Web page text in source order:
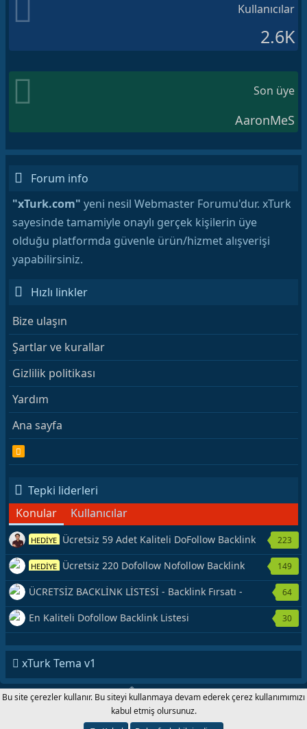
Kullanıcılar
2.6K
Son üye
AaronMeS
Forum info
"xTurk.com" yeni nesil Webmaster Forumu'dur. xTurk
sayesinde tamamiyle onaylı gerçek kişilerin üye
olduğu platformda güvenle ürün/hizmet alışverişi
yapabilirsiniz.
Hızlı linkler
Bize ulaşın
Şartlar ve kurallar
Gizlilik politikası
Yardım
Ana sayfa
R
S
Tepki liderleri
Konular
Kullanıcılar
HEDİYE Ücretsiz 59 Adet Kaliteli DoFollow Backlink
Kaynağı Veriyorum.
223
HEDİYE Ücretsiz 220 Dofollow Nofollow Backlink
Veriyorum
149
ÜCRETSİZ BACKLİNK LİSTESİ - Backlink Fırsatı -
Hemen Yetiş!
64
En Kaliteli Dofollow Backlink Listesi 30
xTurk Tema v1
Forum software by XenForo® © 2010-2020 XenForo Ltd.|Add-Onsby
xenMade.com xTurk.com 2001-2020 © Copyright All Rights Reserved.
Toplam sorgu 13 Toplam zaman
bellek 3.85MB
Bu site çerezler kullanır. Bu siteyi kullanmaya devam ederek çerez kullanımımızı
kabul etmiş olursunuz.